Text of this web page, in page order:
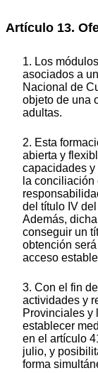
Artículo 13.
1. Los
asociados a
Nacional de
objeto de una
adultas.
2. Esta
abierta y
capacidades
la
del título IV
Además,
conseguir un
obtención
acceso
3. Con el fin
actividades y
Provinciales y
establecer
en el artículo
julio, y
forma